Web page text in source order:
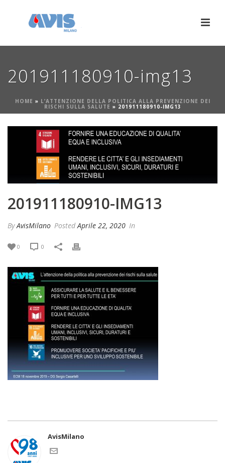
201911180910-img13
HOME » L’ATTENZIONE DELLA POLITICA ALLA PREVENZIONE DEI
RISCHI SULLA SALUTE » 201911180910-IMG13
201911180910-IMG13
ByAvisMilano Posted Aprile 22, 2020 In
0 0
AvisMilano